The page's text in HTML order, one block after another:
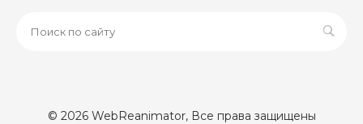
© 2026 WebReanimator, Все права защищены